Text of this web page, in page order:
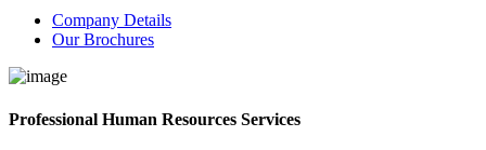
Company Details
Our Brochures
Professional Human Resources Services